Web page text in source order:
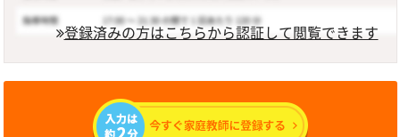
登録済みの方はこちらから認証して閲覧できます